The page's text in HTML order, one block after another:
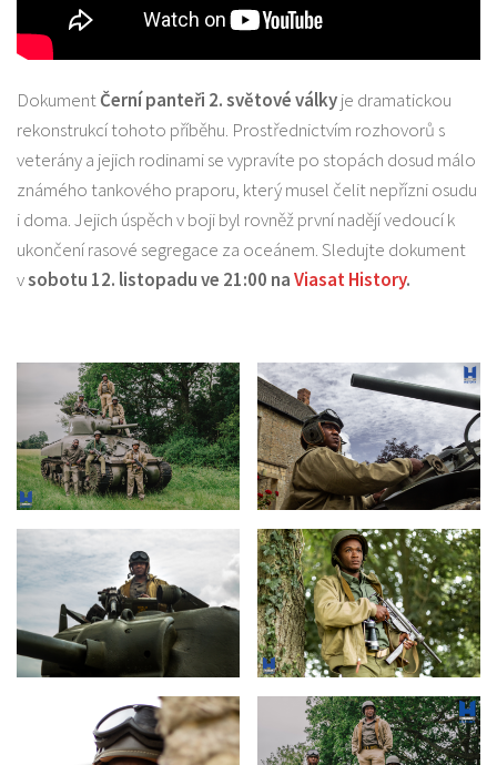
DokumentČerní panteři 2. světové válkyje dramatickou
rekonstrukcí tohoto příběhu. Prostřednictvím rozhovorů s
veterány a jejich rodinami se vypravíte po stopách dosud málo
známého tankového praporu, který musel čelit nepřízni osudu
i doma. Jejich úspěch v boji byl rovněž první nadějí vedoucí k
ukončení rasové segregace za oceánem. Sledujte dokument
vsobotu 12. listopadu ve 21:00 naViasat History.